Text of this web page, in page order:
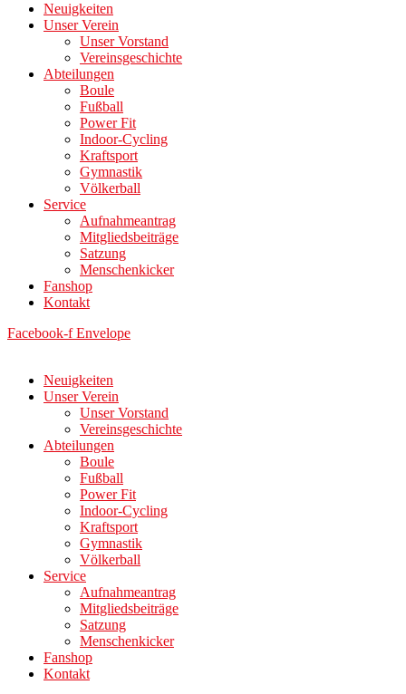
Neuigkeiten
Unser Verein
Unser Vorstand
Vereinsgeschichte
Abteilungen
Boule
Fußball
Power Fit
Indoor-Cycling
Kraftsport
Gymnastik
Völkerball
Service
Aufnahmeantrag
Mitgliedsbeiträge
Satzung
Menschenkicker
Fanshop
Kontakt
Facebook-f Envelope
Neuigkeiten
Unser Verein
Unser Vorstand
Vereinsgeschichte
Abteilungen
Boule
Fußball
Power Fit
Indoor-Cycling
Kraftsport
Gymnastik
Völkerball
Service
Aufnahmeantrag
Mitgliedsbeiträge
Satzung
Menschenkicker
Fanshop
Kontakt